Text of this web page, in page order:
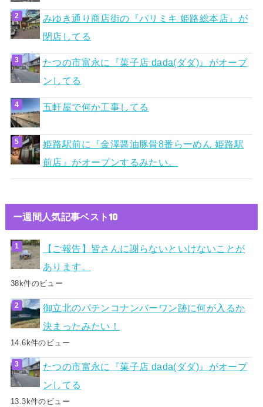
みゆき通り商店街の『パリミキ 姫路総本店』が
閉店してる
たつの市富永に『菓子店 dada(ダダ)』がオープ
ンしてる
五軒屋で何か工事してる
姫路駅前に『金澤醤油豚骨8番らーめん 姫路駅
前店』がオープンするみたい。
ー週間人気記事ベスト10
【ご報告】皆さんに謝らないといけないことが
あります。
38k件のビュー
御立北のパチンコナンバーワン跡に何が入るか
決まったみたい！
14.6k件のビュー
たつの市富永に『菓子店 dada(ダダ)』がオープ
ンしてる
13.3k件のビュー